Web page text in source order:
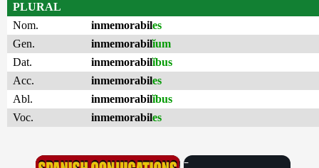
PLURAL
Nom.
inmemorabiles
Gen.
inmemorabilĭum
Dat.
inmemorabilĭbus
Acc.
inmemorabiles
Abl.
inmemorabilĭbus
Voc.
inmemorabiles
×